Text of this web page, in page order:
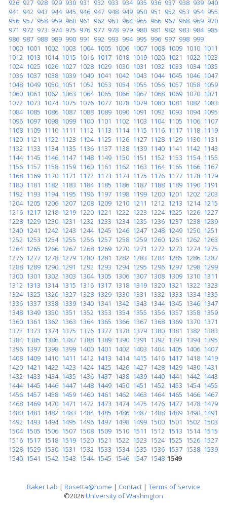
926 927 928 929 930 931 932 933 934 935 936 937 938 939 940
941 942 943 944 945 946 947 948 949 950 951 952 953 954 955
956 957 958 959 960 961 962 963 964 965 966 967 968 969 970
971 972 973 974 975 976 977 978 979 980 981 982 983 984 985
986 987 988 989 990 991 992 993 994 995 996 997 998 999
1000 1001 1002 1003 1004 1005 1006 1007 1008 1009 1010 1011
1012 1013 1014 1015 1016 1017 1018 1019 1020 1021 1022 1023
1024 1025 1026 1027 1028 1029 1030 1031 1032 1033 1034 1035
1036 1037 1038 1039 1040 1041 1042 1043 1044 1045 1046 1047
1048 1049 1050 1051 1052 1053 1054 1055 1056 1057 1058 1059
1060 1061 1062 1063 1064 1065 1066 1067 1068 1069 1070 1071
1072 1073 1074 1075 1076 1077 1078 1079 1080 1081 1082 1083
1084 1085 1086 1087 1088 1089 1090 1091 1092 1093 1094 1095
1096 1097 1098 1099 1100 1101 1102 1103 1104 1105 1106 1107
1108 1109 1110 1111 1112 1113 1114 1115 1116 1117 1118 1119
1120 1121 1122 1123 1124 1125 1126 1127 1128 1129 1130 1131
1132 1133 1134 1135 1136 1137 1138 1139 1140 1141 1142 1143
1144 1145 1146 1147 1148 1149 1150 1151 1152 1153 1154 1155
1156 1157 1158 1159 1160 1161 1162 1163 1164 1165 1166 1167
1168 1169 1170 1171 1172 1173 1174 1175 1176 1177 1178 1179
1180 1181 1182 1183 1184 1185 1186 1187 1188 1189 1190 1191
1192 1193 1194 1195 1196 1197 1198 1199 1200 1201 1202 1203
1204 1205 1206 1207 1208 1209 1210 1211 1212 1213 1214 1215
1216 1217 1218 1219 1220 1221 1222 1223 1224 1225 1226 1227
1228 1229 1230 1231 1232 1233 1234 1235 1236 1237 1238 1239
1240 1241 1242 1243 1244 1245 1246 1247 1248 1249 1250 1251
1252 1253 1254 1255 1256 1257 1258 1259 1260 1261 1262 1263
1264 1265 1266 1267 1268 1269 1270 1271 1272 1273 1274 1275
1276 1277 1278 1279 1280 1281 1282 1283 1284 1285 1286 1287
1288 1289 1290 1291 1292 1293 1294 1295 1296 1297 1298 1299
1300 1301 1302 1303 1304 1305 1306 1307 1308 1309 1310 1311
1312 1313 1314 1315 1316 1317 1318 1319 1320 1321 1322 1323
1324 1325 1326 1327 1328 1329 1330 1331 1332 1333 1334 1335
1336 1337 1338 1339 1340 1341 1342 1343 1344 1345 1346 1347
1348 1349 1350 1351 1352 1353 1354 1355 1356 1357 1358 1359
1360 1361 1362 1363 1364 1365 1366 1367 1368 1369 1370 1371
1372 1373 1374 1375 1376 1377 1378 1379 1380 1381 1382 1383
1384 1385 1386 1387 1388 1389 1390 1391 1392 1393 1394 1395
1396 1397 1398 1399 1400 1401 1402 1403 1404 1405 1406 1407
1408 1409 1410 1411 1412 1413 1414 1415 1416 1417 1418 1419
1420 1421 1422 1423 1424 1425 1426 1427 1428 1429 1430 1431
1432 1433 1434 1435 1436 1437 1438 1439 1440 1441 1442 1443
1444 1445 1446 1447 1448 1449 1450 1451 1452 1453 1454 1455
1456 1457 1458 1459 1460 1461 1462 1463 1464 1465 1466 1467
1468 1469 1470 1471 1472 1473 1474 1475 1476 1477 1478 1479
1480 1481 1482 1483 1484 1485 1486 1487 1488 1489 1490 1491
1492 1493 1494 1495 1496 1497 1498 1499 1500 1501 1502 1503
1504 1505 1506 1507 1508 1509 1510 1511 1512 1513 1514 1515
1516 1517 1518 1519 1520 1521 1522 1523 1524 1525 1526 1527
1528 1529 1530 1531 1532 1533 1534 1535 1536 1537 1538 1539
1540 1541 1542 1543 1544 1545 1546 1547 1548 1549
Baker Lab | Rosetta@home | Contact | Terms of Service
©2026University of Washington